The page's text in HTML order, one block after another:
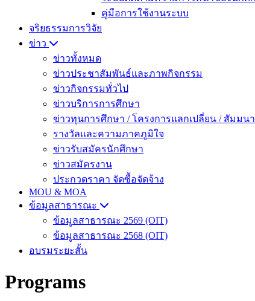
คู่มือการใช้งานระบบ
จริยธรรมการวิจัย
ข่าว
ข่าวทั้งหมด
ข่าวประชาสัมพันธ์และภาพกิจกรรม
ข่าวกิจกรรมทั่วไป
ข่าวบริการการศึกษา
ข่าวทุนการศึกษา / โครงการแลกเปลี่ยน / สัมมนา
รางวัลและความภาคภูมิใจ
ข่าวรับสมัครนักศึกษา
ข่าวสมัครงาน
ประกวดราคา จัดซื้อจัดจ้าง
MOU & MOA
ข้อมูลสาธารณะ
ข้อมูลสาธารณะ 2569 (OIT)
ข้อมูลสาธารณะ 2568 (OIT)
อบรมระยะสั้น
Programs